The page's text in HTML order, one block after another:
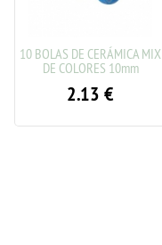
10 BOLAS DE CERÁMICA MIX
DE COLORES 10mm
2.13 €